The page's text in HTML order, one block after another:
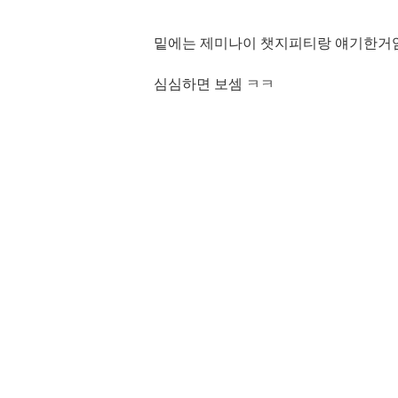
밑에는 제미나이 챗지피티랑 얘기한거
심심하면 보셈 ㅋㅋ